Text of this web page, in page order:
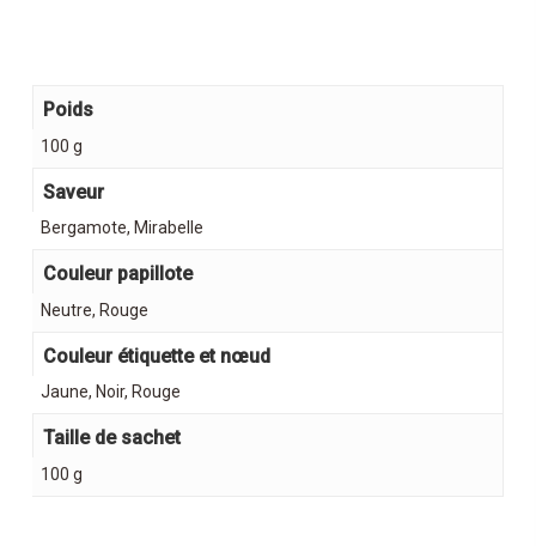
Poids
100 g
Saveur
Bergamote, Mirabelle
Couleur papillote
Neutre, Rouge
Couleur étiquette et nœud
Jaune, Noir, Rouge
Taille de sachet
100 g